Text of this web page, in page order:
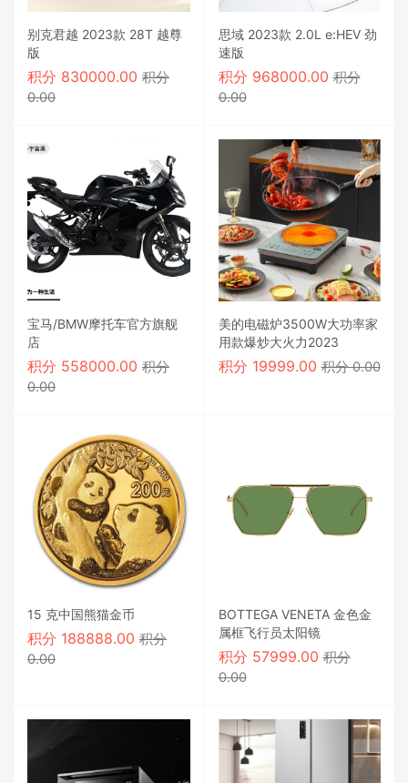
别克君越 2023款 28T 越尊
版
积分 830000.00 积分
0.00
思域 2023款 2.0L e:HEV 劲
速版
积分 968000.00积分
0.00
宝马/BMW摩托车官方旗舰
店
积分 558000.00 积分
0.00
美的电磁炉3500W大功率家
用款爆炒大火力2023
积分 19999.00积分 0.00
15 克中国熊猫金币
积分 188888.00 积分
0.00
BOTTEGA VENETA 金色金
属框飞行员太阳镜
积分 57999.00积分
0.00